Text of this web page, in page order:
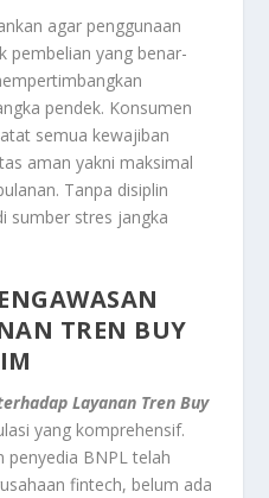
agar penggunaan
pembelian yang benar-
pendek. Konsumen
semua kewajiban
aman yakni maksimal
Tanpa disiplin
sumber stres jangka
TREN BUY
Layanan Tren Buy
yang komprehensif.
penyedia BNPL telah
fintech, belum ada